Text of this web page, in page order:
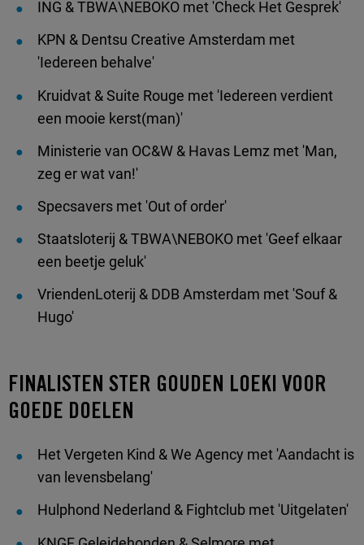
ING & TBWA\NEBOKO met 'Check Het Gesprek'
KPN & Dentsu Creative Amsterdam met
'Iedereen behalve'
Kruidvat & Suite Rouge met 'Iedereen verdient
een mooie kerst(man)'
Ministerie van OC&W & Havas Lemz met 'Man,
zeg er wat van!'
Specsavers met 'Out of order'
Staatsloterij & TBWA\NEBOKO met 'Geef elkaar
een beetje geluk'
VriendenLoterij & DDB Amsterdam met 'Souf &
Hugo'
FINALISTEN STER GOUDEN LOEKI VOOR
GOEDE DOELEN
Het Vergeten Kind & We Agency met 'Aandacht is
van levensbelang'
Hulphond Nederland & Fightclub met 'Uitgelaten'